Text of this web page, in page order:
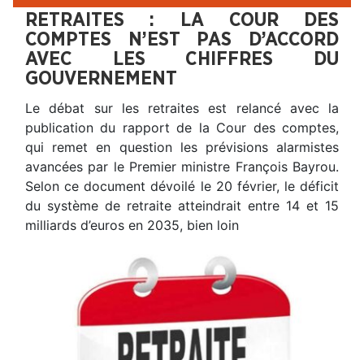
RETRAITES : LA COUR DES
COMPTES N’EST PAS D’ACCORD
AVEC LES CHIFFRES DU
GOUVERNEMENT
Le débat sur les retraites est relancé avec la
publication du rapport de la Cour des comptes,
qui remet en question les prévisions alarmistes
avancées par le Premier ministre François Bayrou.
Selon ce document dévoilé le 20 février, le déficit
du système de retraite atteindrait entre 14 et 15
milliards d’euros en 2035, bien loin